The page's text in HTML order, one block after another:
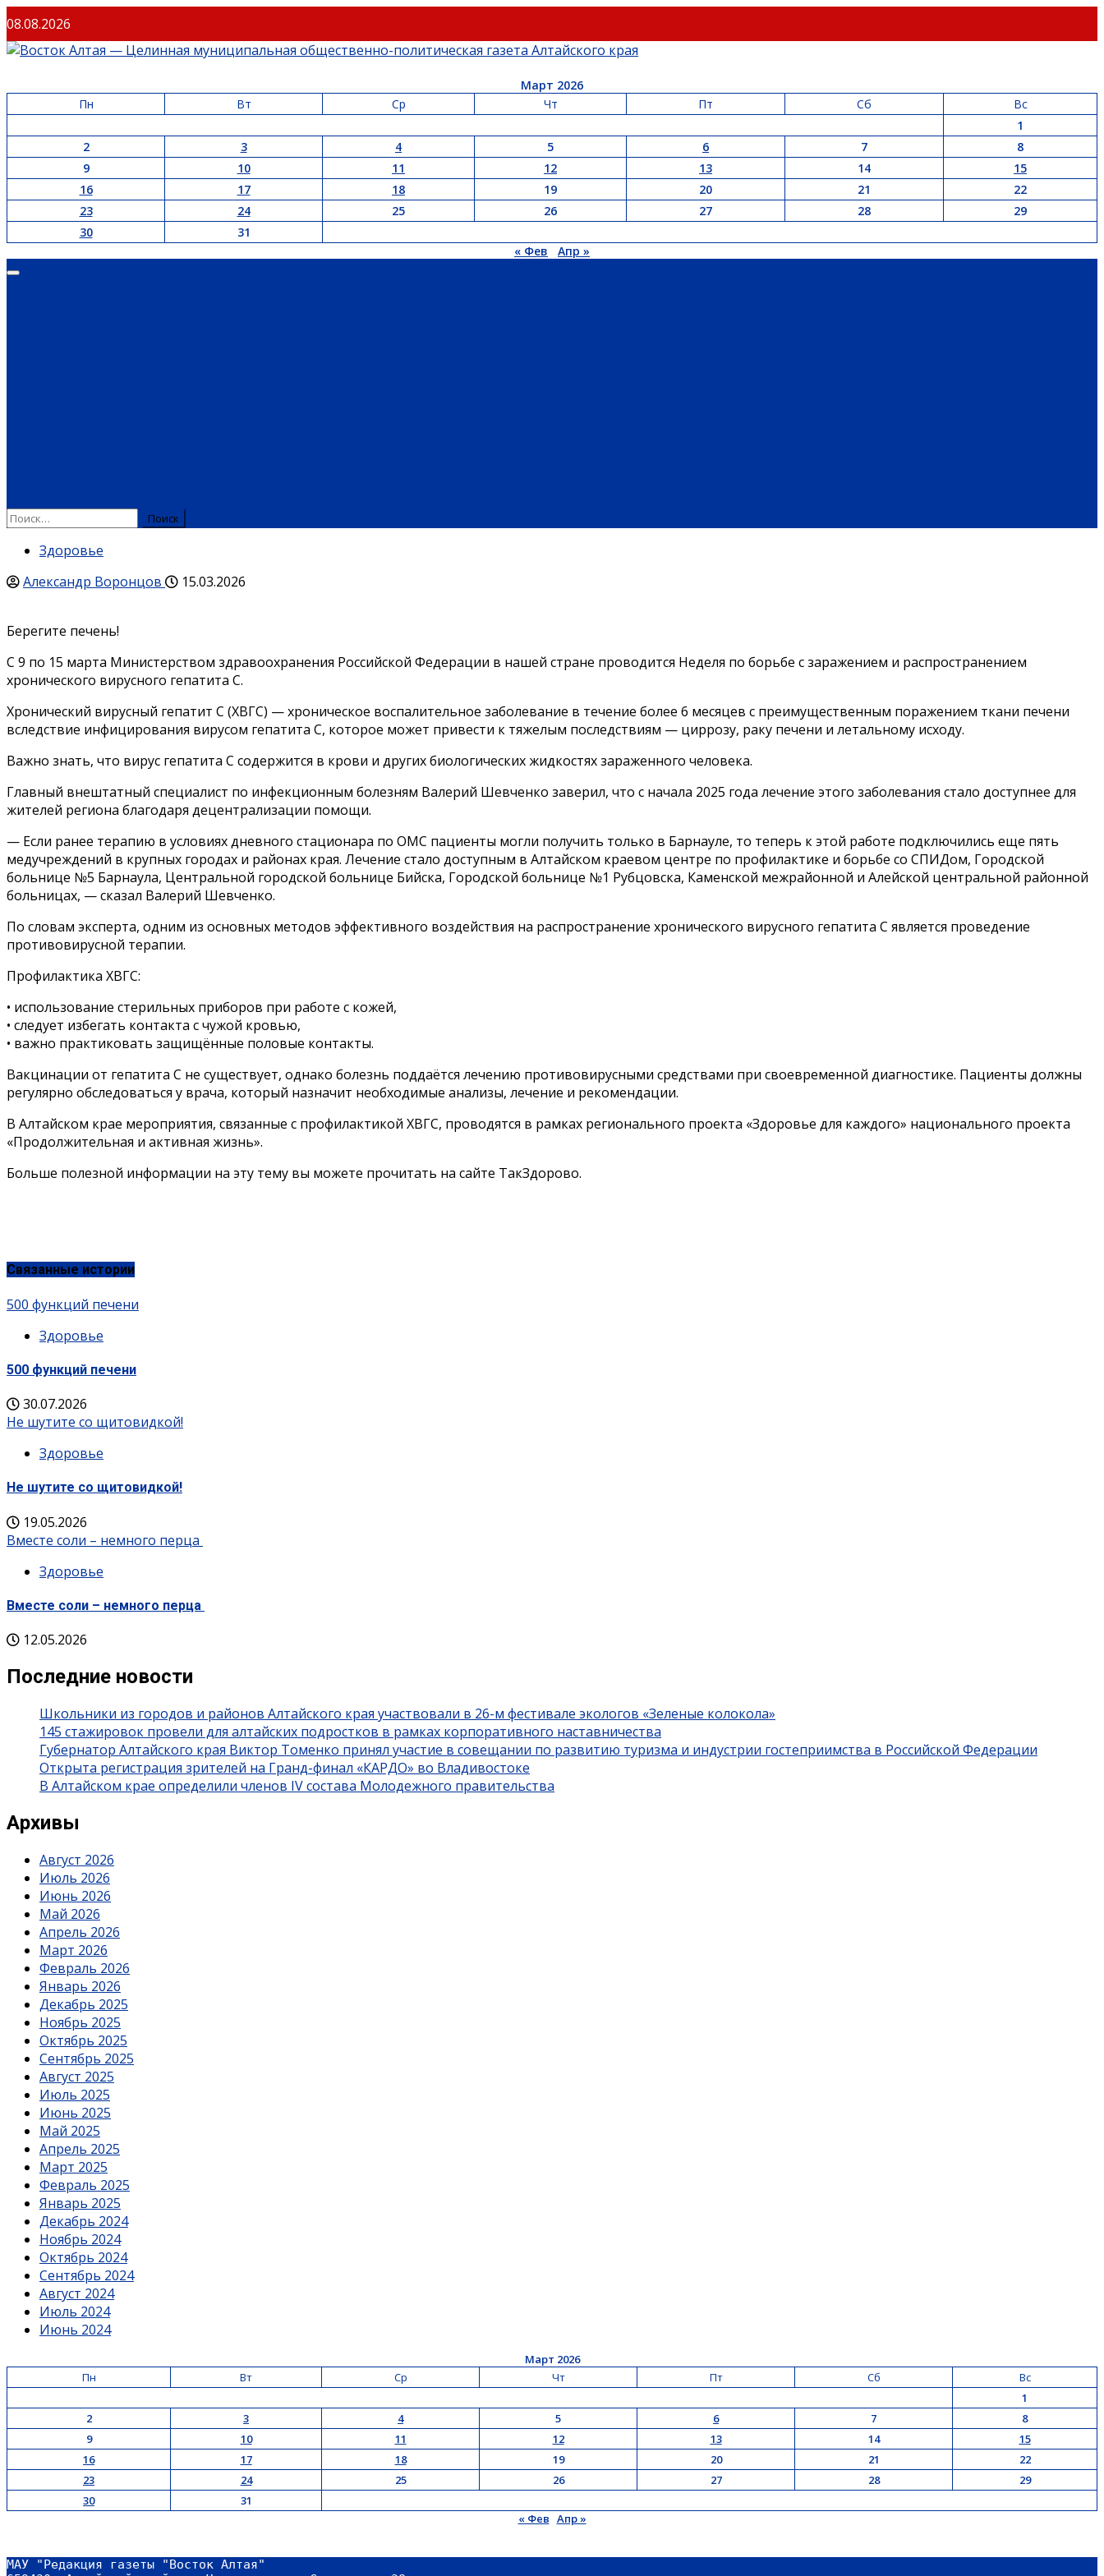
08.08.2026
Март 2026
Пн
Вт Ср Чт Пт Сб
Вс
1
2
3 4 5 6 7
8
9
10 11 12 13 14
15
16
17 18 19 20 21
22
23
24 25 26 27 28
29
30
31
« Фев
Апр »
Здоровье
Александр Воронцов
15.03.2026
Берегите печень!
С 9 по 15 марта Министерством здравоохранения Российской Федерации в нашей стране проводится Неделя по борьбе с заражением и распространением
хронического вирусного гепатита С.
Хронический вирусный гепатит С (ХВГС) — хроническое воспалительное заболевание в течение более 6 месяцев с преимущественным поражением ткани печени
вследствие инфицирования вирусом гепатита С, которое может привести к тяжелым последствиям — циррозу, раку печени и летальному исходу.
Важно знать, что вирус гепатита С содержится в крови и других биологических жидкостях зараженного человека.
Главный внештатный специалист по инфекционным болезням Валерий Шевченко заверил, что с начала 2025 года лечение этого заболевания стало доступнее для
жителей региона благодаря децентрализации помощи.
— Если ранее терапию в условиях дневного стационара по ОМС пациенты могли получить только в Барнауле, то теперь к этой работе подключились еще пять
медучреждений в крупных городах и районах края. Лечение стало доступным в Алтайском краевом центре по профилактике и борьбе со СПИДом, Городской
больнице №5 Барнаула, Центральной городской больнице Бийска, Городской больнице №1 Рубцовска, Каменской межрайонной и Алейской центральной районной
больницах, — сказал Валерий Шевченко.
По словам эксперта, одним из основных методов эффективного воздействия на распространение хронического вирусного гепатита С является проведение
противовирусной терапии.
Профилактика ХВГС:
• использование стерильных приборов при работе с кожей,
• следует избегать контакта с чужой кровью,
• важно практиковать защищённые половые контакты.
Вакцинации от гепатита С не существует, однако болезнь поддаётся лечению противовирусными средствами при своевременной диагностике. Пациенты должны
регулярно обследоваться у врача, который назначит необходимые анализы, лечение и рекомендации.
В Алтайском крае мероприятия, связанные с профилактикой ХВГС, проводятся в рамках регионального проекта «Здоровье для каждого» национального проекта
«Продолжительная и активная жизнь».
Больше полезной информации на эту тему вы можете прочитать на сайте ТакЗдорово.
Связанные истории
500 функций печени
Здоровье
500 функций печени
30.07.2026
Не шутите со щитовидкой!
Здоровье
Не шутите со щитовидкой!
19.05.2026
Вместе соли – немного перца
Здоровье
Вместе соли – немного перца
12.05.2026
Последние новости
Школьники из городов и районов Алтайского края участвовали в 26-м фестивале экологов «Зеленые колокола»
145 стажировок провели для алтайских подростков в рамках корпоративного наставничества
Губернатор Алтайского края Виктор Томенко принял участие в совещании по развитию туризма и индустрии гостеприимства в Российской Федерации
Открыта регистрация зрителей на Гранд-финал «КАРДО» во Владивостоке
В Алтайском крае определили членов IV состава Молодежного правительства
Архивы
Август 2026
Июль 2026
Июнь 2026
Май 2026
Апрель 2026
Март 2026
Февраль 2026
Январь 2026
Декабрь 2025
Ноябрь 2025
Октябрь 2025
Сентябрь 2025
Август 2025
Июль 2025
Июнь 2025
Май 2025
Апрель 2025
Март 2025
Февраль 2025
Январь 2025
Декабрь 2024
Ноябрь 2024
Октябрь 2024
Сентябрь 2024
Август 2024
Июль 2024
Июнь 2024
Март 2026
Пн
Вт Ср Чт Пт Сб
Вс
1
2
3 4 5 6 7
8
9
10 11 12 13 14
15
16
17 18 19 20 21
22
23
24 25 26 27 28
29
30
31
« Фев Апр »
МАУ "Редакция газеты "Восток Алтая"